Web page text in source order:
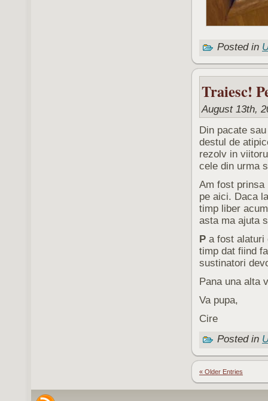
Posted in
Traiesc!
August 13th,
Din pacate
destul de
rezolv in
cele din urma
Am fost prinsa
pe aici. Daca
timp liber
asta ma ajuta
P a fost alaturi
timp dat fiind
sustinatori
Pana una alta
Va pupa,
Cire
Posted in
« Older Entries